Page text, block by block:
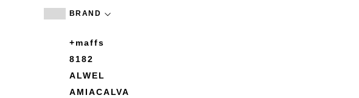
BRAND
+maffs
8182
ALWEL
AMIACALVA